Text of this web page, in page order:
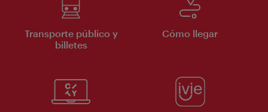
Transporte público y
billetes
Cómo llegar